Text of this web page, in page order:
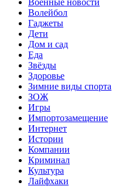
Военные новости
Волейбол
Гаджеты
Дети
Дом и сад
Еда
Звёзды
Здоровье
Зимние виды спорта
ЗОЖ
Игры
Импортозамещение
Интернет
Истории
Компании
Криминал
Культура
Лайфхаки